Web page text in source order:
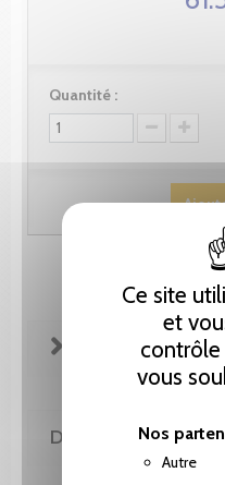
Ce site
et
contrôle
vous
Nos
Autre
Quantité :
FICHE
DE LA MÊME